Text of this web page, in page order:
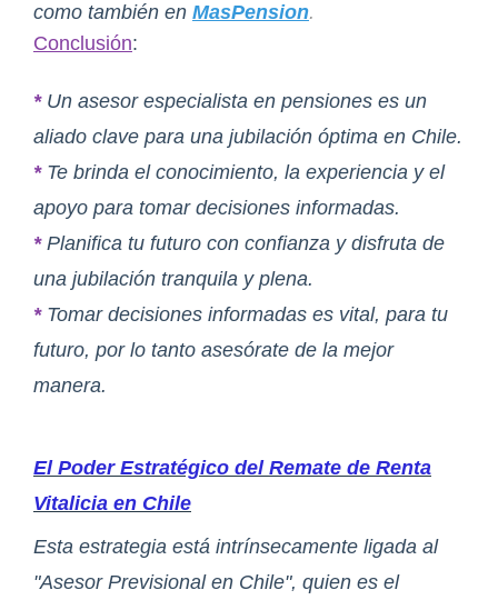
como también en MasPension.
Conclusión:
* Un asesor especialista en pensiones es un
aliado clave para una jubilación óptima en Chile.
* Te brinda el conocimiento, la experiencia y el
apoyo para tomar decisiones informadas.
* Planifica tu futuro con confianza y disfruta de
una jubilación tranquila y plena.
* Tomar decisiones informadas es vital, para tu
futuro, por lo tanto asesórate de la mejor
manera.
El Poder Estratégico del Remate de Renta
Vitalicia en Chile
Esta estrategia está intrínsecamente ligada al
"Asesor Previsional en Chile", quien es el